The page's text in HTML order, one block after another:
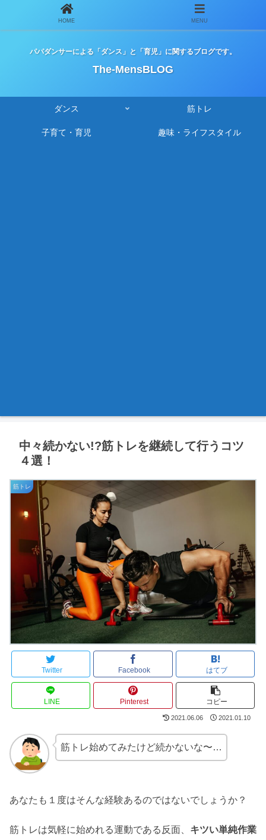
パパダンサーによる「ダンス」と「育児」に関するブログです。
The-MensBLOG
ダンス 筋トレ
子育て・育児 趣味・ライフスタイル
中々続かない!?筋トレを継続して行うコツ
４選！
筋トレ
Twitter Facebook はてブ
LINE Pinterest コピー
2021.06.06 2021.01.10
筋トレ始めてみたけど続かないな〜…
あなたも１度はそんな経験あるのではないでしょうか？
筋トレは気軽に始めれる運動である反面、 キツい単純作業
HOME MENU